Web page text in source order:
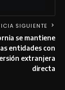
SIGUIENTE
se mantiene
entidades con
extranjera
directa